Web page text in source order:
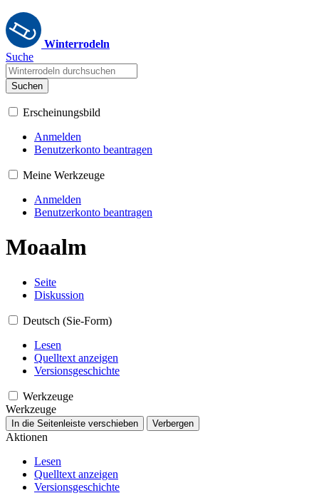
Winterrodeln
Suche
Suchen
Erscheinungsbild
Anmelden
Benutzerkonto beantragen
Meine Werkzeuge
Anmelden
Benutzerkonto beantragen
Moaalm
Seite
Diskussion
Deutsch (Sie-Form)
Lesen
Quelltext anzeigen
Versionsgeschichte
Werkzeuge
Werkzeuge
In die Seitenleiste verschieben Verbergen
Aktionen
Lesen
Quelltext anzeigen
Versionsgeschichte